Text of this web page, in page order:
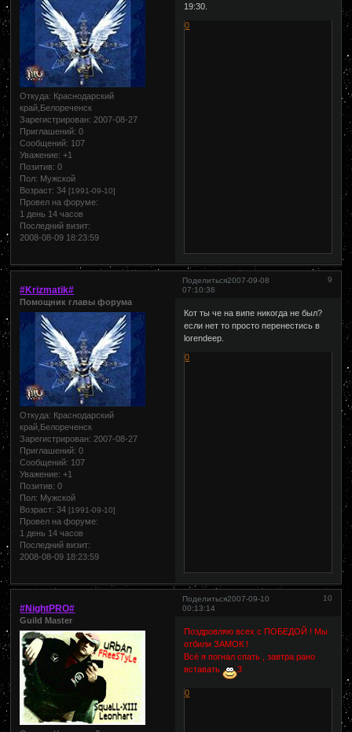
Откуда: Краснодарский
край,Белореченск
Зарегистрирован: 2007-08-27
Приглашений: 0
Сообщений: 107
Уважение: +1
Позитив: 0
Пол: Мужской
Возраст: 34[1991-09-10]
Провел на форуме:
1 день 14 часов
Последний визит:
2008-08-09 18:23:59
19:30.
0
Поделиться 9
2007-09-08
07:10:36
#Krizmatik#
Помощник главы форума
Откуда: Краснодарский
край,Белореченск
Зарегистрирован: 2007-08-27
Приглашений: 0
Сообщений: 107
Уважение: +1
Позитив: 0
Пол: Мужской
Возраст: 34[1991-09-10]
Провел на форуме:
1 день 14 часов
Последний визит:
2008-08-09 18:23:59
Кот ты че на випе никогда не был?
если нет то просто перенестись в
lorendeep.
0
Поделиться 10
2007-09-10
00:13:14
#NightPRO#
Guild Master
Поздровляю всех с ПОБЕДОЙ ! Мы
отбили ЗАМОК !
Всё я погнал спать , завтра рано
вставать
3
0